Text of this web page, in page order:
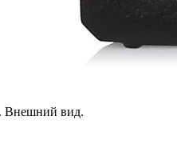
Внешний вид.